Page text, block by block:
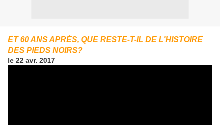
ET 60 ANS APRÈS, QUE RESTE-T-IL DE L'HISTOIRE
DES PIEDS NOIRS?
le 22 avr. 2017